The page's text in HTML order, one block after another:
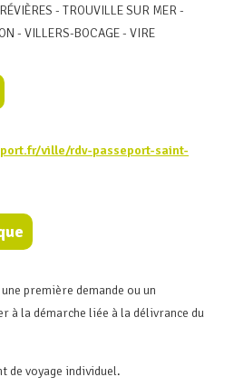
- TROUVILLE SUR MER -
- VILLERS-BOCAGE - VIRE
ville/rdv-passeport-saint-
première demande ou un
à la démarche liée à la délivrance du
de voyage individuel.